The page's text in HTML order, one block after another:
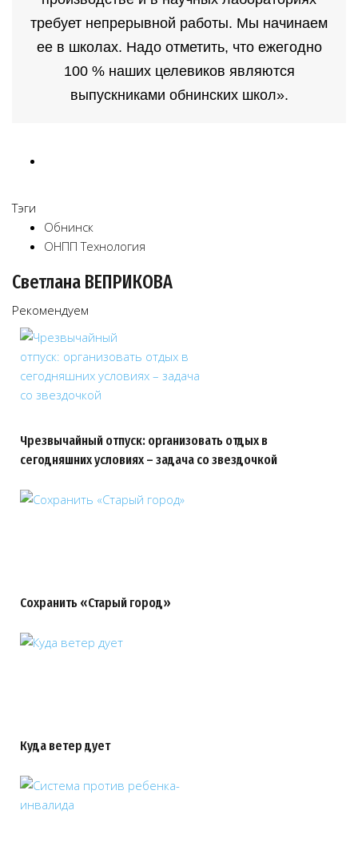
требует непрерывной работы. Мы начинаем
ее в школах. Надо отметить, что ежегодно
100 % наших целевиков являются
выпускниками обнинских школ».
Тэги
Обнинск
ОНПП Технология
Светлана ВЕПРИКОВА
Рекомендуем
Чрезвычайный отпуск: организовать отдых в
сегодняшних условиях – задача со звездочкой
Сохранить «Старый город»
Куда ветер дует